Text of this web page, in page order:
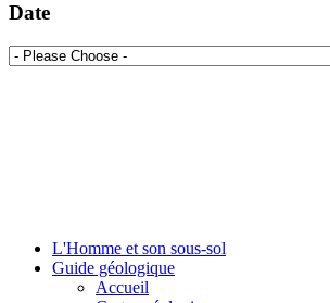
Date
L'Homme et son sous-sol
Guide géologique
Accueil